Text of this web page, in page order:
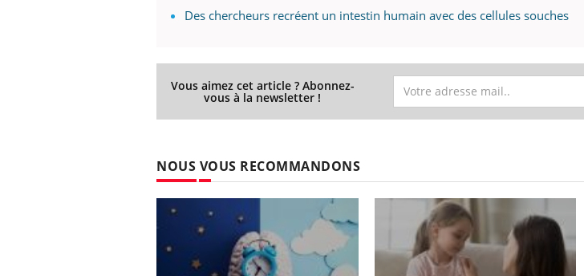
Des chercheurs recréent un intestin humain avec des cellules souches
Vous aimez cet article ? Abonnez-
vous à la newsletter !
NOUS VOUS RECOMMANDONS
COUP DE FOOD sur le diabèteYoutube
épisode, une ...
Youtube
Quand l’entreprise mise sur le bien
être globalYoutube
Docteur reçoivent Régis Blugeon, DRH et